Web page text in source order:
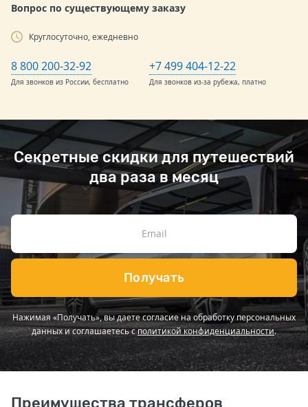
Вопрос по существующему заказу
Круглосуточно, ежедневно
8 800 200-32-92
Для звонков из России, бесплатно
+7 499 404-12-22
Для звонков из-за рубежа, платно
Секретные скидки для путешествий
два раза в месяц
Получать
Нажимая «Получать», вы даете согласие на обработку персональных
данных и соглашаетесь сполитикой конфиденциальности.
Преимущества трансферов